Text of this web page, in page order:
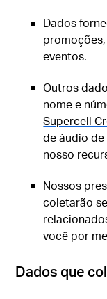
Dados
eventos.
Outros
nome e
Supercell
de áudio
nosso
Nossos
coletarão
você por
Dados que